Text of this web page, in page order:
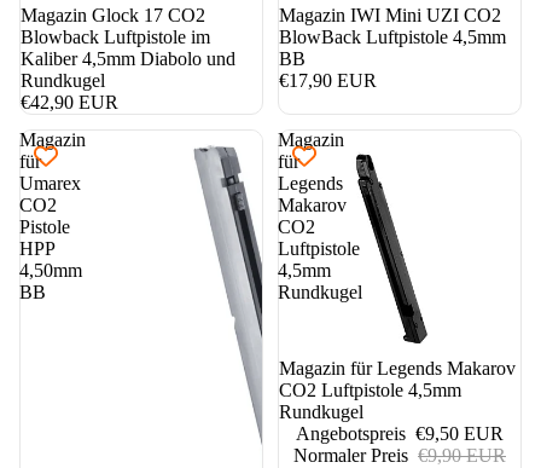
Magazin Glock 17 CO2
Blowback Luftpistole im
Kaliber 4,5mm Diabolo und
Rundkugel
€42,90 EUR
Magazin IWI Mini UZI CO2
BlowBack Luftpistole 4,5mm
BB
€17,90 EUR
Magazin
für
Umarex
CO2
Pistole
HPP
4,50mm
BB
Magazin
für
Legends
Makarov
CO2
Luftpistole
4,5mm
Rundkugel
4%
Magazin für Legends Makarov
CO2 Luftpistole 4,5mm
Rundkugel
Angebotspreis €9,50 EUR
Normaler Preis €9,90 EUR